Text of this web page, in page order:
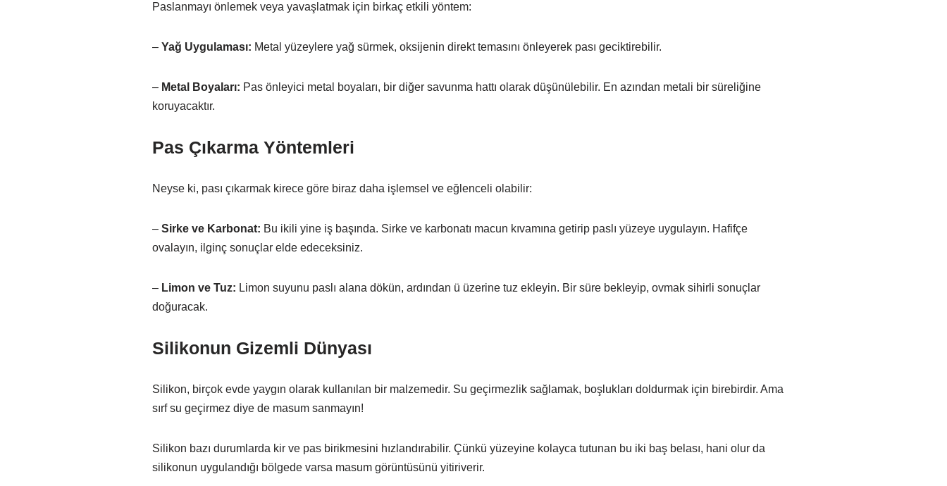
Paslanmayı önlemek veya yavaşlatmak için birkaç etkili yöntem:
–Yağ Uygulaması: Metal yüzeylere yağ sürmek, oksijenin direkt temasını önleyerek pası geciktirebilir.
– Metal Boyaları: Pas önleyici metal boyaları, bir diğer savunma hattı olarak düşünülebilir. En azından metali bir süreliğine
koruyacaktır.
Pas Çıkarma Yöntemleri
Neyse ki, pası çıkarmak kirece göre biraz daha işlemsel ve eğlenceli olabilir:
–Sirke ve Karbonat: Bu ikili yine iş başında. Sirke ve karbonatı macun kıvamına getirip paslı yüzeye uygulayın. Hafifçe
ovalayın, ilginç sonuçlar elde edeceksiniz.
– Limon ve Tuz: Limon suyunu paslı alana dökün, ardından ü üzerine tuz ekleyin. Bir süre bekleyip, ovmak sihirli sonuçlar
doğuracak.
Silikonun Gizemli Dünyası
Silikon, birçok evde yaygın olarak kullanılan bir malzemedir. Su geçirmezlik sağlamak, boşlukları doldurmak için birebirdir. Ama
sırf su geçirmez diye de masum sanmayın!
Silikon bazı durumlarda kir ve pas birikmesini hızlandırabilir. Çünkü yüzeyine kolayca tutunan bu iki baş belası, hani olur da
silikonun uygulandığı bölgede varsa masum görüntüsünü yitiriverir.